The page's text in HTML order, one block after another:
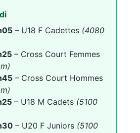
– U18 F Cadettes (4080
– Cross Court Femmes
– Cross Court Hommes
– U18 M Cadets (5100
– U20 F Juniors (5100